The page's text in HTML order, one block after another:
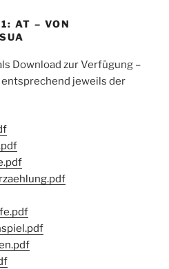
AT – VON
Download zur Verfügung –
jeweils der